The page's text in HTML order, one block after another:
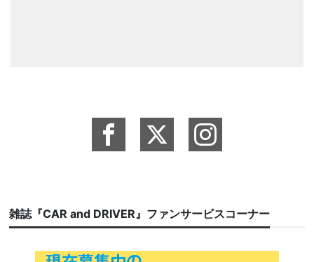
雑誌『CAR and DRIVER』ファンサービスコーナー